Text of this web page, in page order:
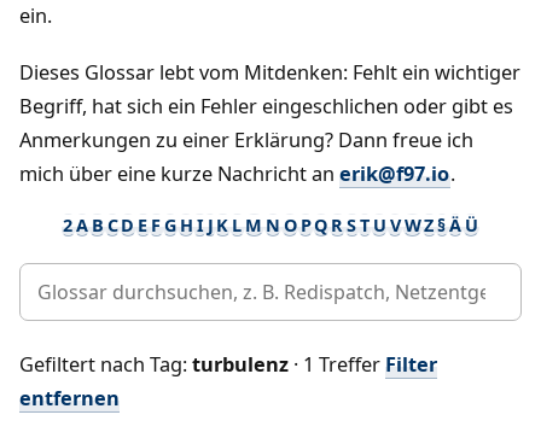
ein.
Dieses Glossar lebt vom Mitdenken: Fehlt ein wichtiger
Begriff, hat sich ein Fehler eingeschlichen oder gibt es
Anmerkungen zu einer Erklärung? Dann freue ich
mich über eine kurze Nachricht an erik@f97.io.
2A B CD E FG H I J K L M N O PQ R ST U VWZ§Ä Ü
Gefiltert nach Tag:turbulenz · 1 Treffer Filter
entfernen